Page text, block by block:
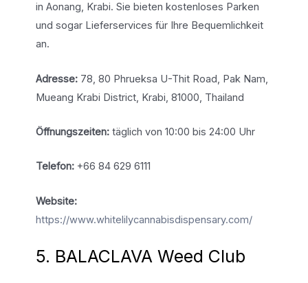
in Aonang, Krabi. Sie bieten kostenloses Parken
und sogar Lieferservices für Ihre Bequemlichkeit
an.
Adresse:78, 80 Phrueksa U-Thit Road, Pak Nam,
Mueang Krabi District, Krabi, 81000, Thailand
Öffnungszeiten:täglich von 10:00 bis 24:00 Uhr
Telefon:+66 84 629 6111
Website:
https://www.whitelilycannabisdispensary.com/
5. BALACLAVA Weed Club